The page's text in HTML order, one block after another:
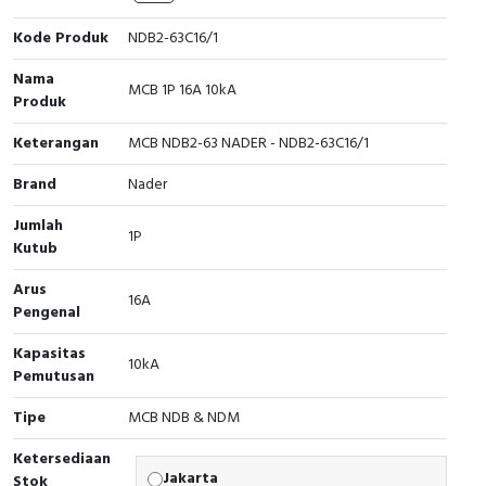
Interactive Flat Panel (IFP)
Extension Power Socket
Vacuum
EcoStruxure Terminal Expert
Pendant / Crane Controller
Panel Kendali
Selector Iluminasi
Flash Buzzers
Potensiometer
Joystick Controller
Foot Switch
Tower Light
Accessories
Exlhoist / Wireless Crane Controller
Terminal Block
Engsel / Hinge
Industrial Plug & Socket
Busbar
Junction Box
MCB Box
Motion Sensors
Accessories
Accessories Elektrikal
Empty Box
Inverter
FRENIC
Electric Motor
Accessories
Digistart
Testers
Compact Data Loggers
Field Measuring
Kode Produk
NDB2-63C16/1
Nama
Produk
MCB 1P 16A 10kA
Keterangan
MCB NDB2-63 NADER - NDB2-63C16/1
Brand
Nader
Jumlah
Kutub
1P
Arus
Pengenal
16A
Kapasitas
Pemutusan
10kA
Tipe
MCB NDB & NDM
Ketersediaan
Jakarta